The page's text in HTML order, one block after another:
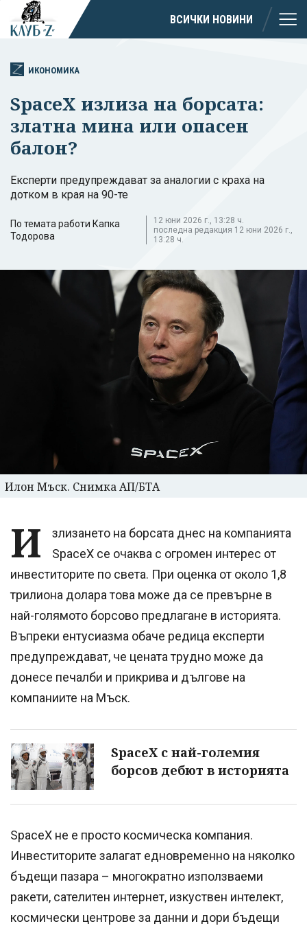
ВСИЧКИ НОВИНИ
ИКОНОМИКА
SpaceX излиза на борсата:
златна мина или опасен
балон?
Експерти предупреждават за аналогии с краха на
дотком в края на 90-те
По темата работи Капка
Тодорова
12 юни 2026 г., 13:28 ч.
последна редакция 12 юни 2026 г.,
13:28 ч.
Илон Мъск. Снимка АП/БТА
И
злизането на борсата днес на компанията
SpaceX се очаква с огромен интерес от
инвеститорите по света. При оценка от около 1,8
трилиона долара това може да се превърне в
най-голямото борсово предлагане в историята.
Въпреки ентусиазма обаче редица експерти
предупреждават, че цената трудно може да
донесе печалби и прикрива и дългове на
компаниите на Мъск.
SpaceX с най-големия
борсов дебют в историята
SpaceX не е просто космическа компания.
Инвеститорите залагат едновременно на няколко
бъдещи пазара – многократно използваеми
ракети, сателитен интернет, изкуствен интелект,
космически центрове за данни и дори бъдещи